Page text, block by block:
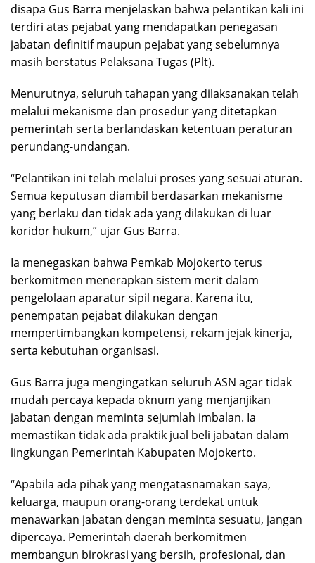
disapa Gus Barra menjelaskan bahwa pelantikan kali ini
terdiri atas pejabat yang mendapatkan penegasan
jabatan definitif maupun pejabat yang sebelumnya
masih berstatus Pelaksana Tugas (Plt).
Menurutnya, seluruh tahapan yang dilaksanakan telah
melalui mekanisme dan prosedur yang ditetapkan
pemerintah serta berlandaskan ketentuan peraturan
perundang-undangan.
“Pelantikan ini telah melalui proses yang sesuai aturan.
Semua keputusan diambil berdasarkan mekanisme
yang berlaku dan tidak ada yang dilakukan di luar
koridor hukum,” ujar Gus Barra.
Ia menegaskan bahwa Pemkab Mojokerto terus
berkomitmen menerapkan sistem merit dalam
pengelolaan aparatur sipil negara. Karena itu,
penempatan pejabat dilakukan dengan
mempertimbangkan kompetensi, rekam jejak kinerja,
serta kebutuhan organisasi.
Gus Barra juga mengingatkan seluruh ASN agar tidak
mudah percaya kepada oknum yang menjanjikan
jabatan dengan meminta sejumlah imbalan. Ia
memastikan tidak ada praktik jual beli jabatan dalam
lingkungan Pemerintah Kabupaten Mojokerto.
“Apabila ada pihak yang mengatasnamakan saya,
keluarga, maupun orang-orang terdekat untuk
menawarkan jabatan dengan meminta sesuatu, jangan
dipercaya. Pemerintah daerah berkomitmen
membangun birokrasi yang bersih, profesional, dan